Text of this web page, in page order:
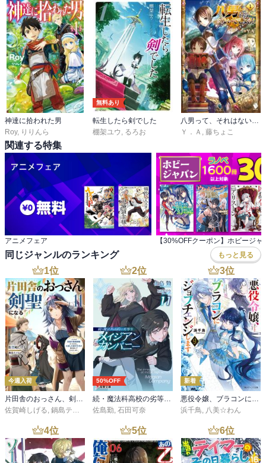
神達に拾われた男
Roy, りりんら
無料あり
転生したら剣でした
棚架ユウ るろお
Ｙ．Ａ
藤ちょこ
関連する特集
アニメフェア
同じジャンルのランキング もっと見る
1位
今週入荷
片田舎のおっさん、剣聖になる 11 ～ただの田舎の剣術師範だったのに、大成した弟子たちが俺を放ってくれない件～
佐賀崎しげる, 鍋島テツヒロ
2位
50%OFF
続・魔法科高校の劣等生 メイジアン・カンパニー(11)
佐島勤, 石田可奈
3位
新着
悪役令嬢、ブラコンにジョブチェンジします９【電子特典付き】
浜千鳥, 八美☆わん
4位 5位 6位